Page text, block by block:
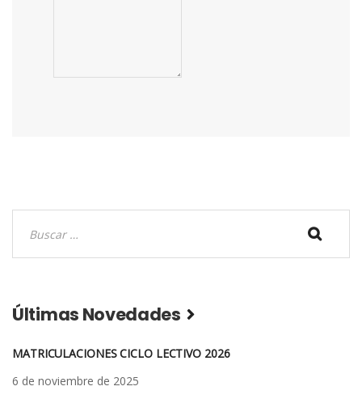
Últimas Novedades
MATRICULACIONES CICLO LECTIVO 2026
6 de noviembre de 2025